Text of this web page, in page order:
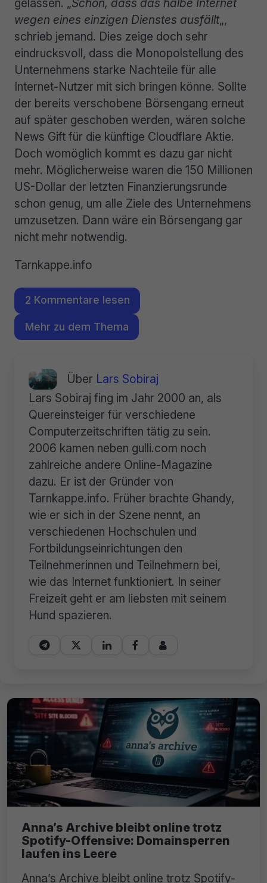
gelassen. „Schön, dass das halbe Internet
wegen eines einzigen Dienstes ausfällt„,
schrieb jemand. Dies zeige doch sehr
eindrucksvoll, dass die Monopolstellung des
Unternehmens starke Nachteile für alle
Internet-Nutzer mit sich bringen könne. Sollte
der bereits verschobene Börsengang erneut
auf später geschoben werden, wären solche
News Gift für die künftige Cloudflare Aktie.
Doch womöglich kommt es dazu gar nicht
mehr. Möglicherweise waren die 150 Millionen
US-Dollar der letzten Finanzierungsrunde
schon genug, um alle Ziele des Unternehmens
umzusetzen. Dann wäre ein Börsengang gar
nicht mehr notwendig.
Tarnkappe.info
2 Kommentare lesen
Mehr zu dem Thema
Über Lars Sobiraj
Lars Sobiraj fing im Jahr 2000 an, als
Quereinsteiger für verschiedene
Computerzeitschriften tätig zu sein.
2006 kamen neben gulli.com noch
zahlreiche andere Online-Magazine
dazu. Er ist der Gründer von
Tarnkappe.info. Früher brachte Ghandy,
wie er sich in der Szene nennt, an
verschiedenen Hochschulen und
Fortbildungseinrichtungen den
Teilnehmerinnen und Teilnehmern bei,
wie das Internet funktioniert. In seiner
Freizeit geht er am liebsten mit seinem
Hund spazieren.
    
Anna’s Archive bleibt online trotz
Spotify-Offensive: Domainsperren
laufen ins Leere
Anna’s Archive bleibt online trotz Spotify-